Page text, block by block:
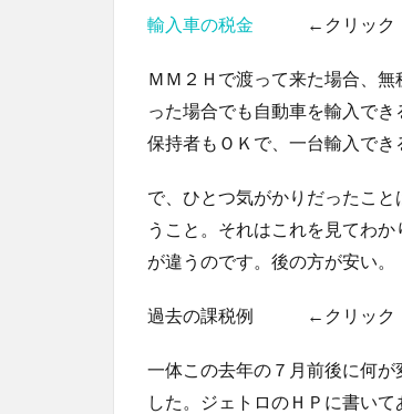
輸入車の税金 ←クリック
ＭＭ２Ｈで渡って来た場合、
った場合でも自動車を輸入で
保持者もＯＫで、一台輸入でき
で、ひとつ気がかりだったこ
うこと。それはこれを見てわ
が違うのです。後の方が安い。
過去の課税例 ←クリック
一体この去年の７月前後に何
した。ジェトロのＨＰに書いて